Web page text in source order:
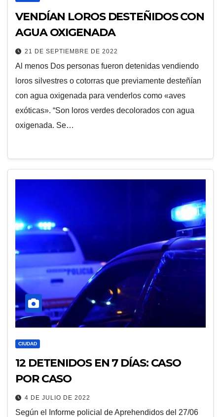
VENDÍAN LOROS DESTEÑIDOS CON
AGUA OXIGENADA
21 DE SEPTIEMBRE DE 2022
Al menos Dos personas fueron detenidas vendiendo
loros silvestres o cotorras que previamente desteñían
con agua oxigenada para venderlos como «aves
exóticas». “Son loros verdes decolorados con agua
oxigenada. Se…
CIUDAD
12 DETENIDOS EN 7 DÍAS: CASO
POR CASO
4 DE JULIO DE 2022
Según el Informe policial de Aprehendidos del 27/06